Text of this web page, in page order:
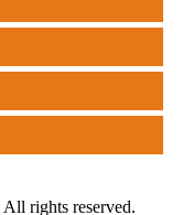
All rights reserved.